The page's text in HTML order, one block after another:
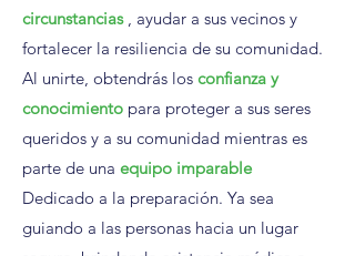
circunstancias , ayudar a sus vecinos y
fortalecer la resiliencia de su comunidad.
Al unirte, obtendrás los confianza y
conocimiento para proteger a sus seres
queridos y a su comunidad mientras es
parte de una equipo imparable
Dedicado a la preparación. Ya sea
guiando a las personas hacia un lugar